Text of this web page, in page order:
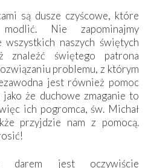
są dusze czyścowe, które
Nie zapominajmy
naszych świętych
znaleźć świętego patrona
problemu, z którym
jest również pomoc
jako że duchowe zmaganie to
ich pogromca, św. Michał
przyjdzie nam z pomocą.
darem jest oczywiście